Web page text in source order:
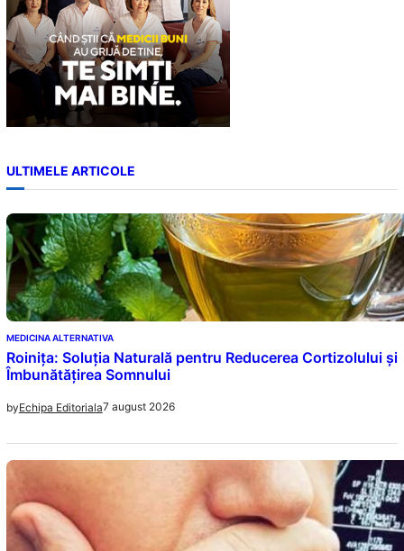
ULTIMELE ARTICOLE
MEDICINA ALTERNATIVA
Roinița: Soluția Naturală pentru Reducerea Cortizolului și
Îmbunătățirea Somnului
byEchipa Editoriala7 august 2026